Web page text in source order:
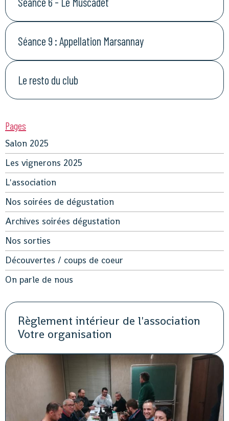
Séance 9 : Appellation Marsannay
Le resto du club
Pages
Salon 2025
Les vignerons 2025
L'association
Nos soirées de dégustation
Archives soirées dégustation
Nos sorties
Découvertes / coups de coeur
On parle de nous
Règlement intérieur de l'association
Votre organisation